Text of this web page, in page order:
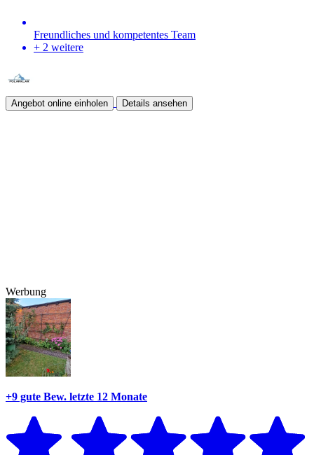
Freundliches und kompetentes Team
+ 2 weitere
Angebot online einholen Details ansehen
Werbung
+9 gute Bew. letzte 12 Monate